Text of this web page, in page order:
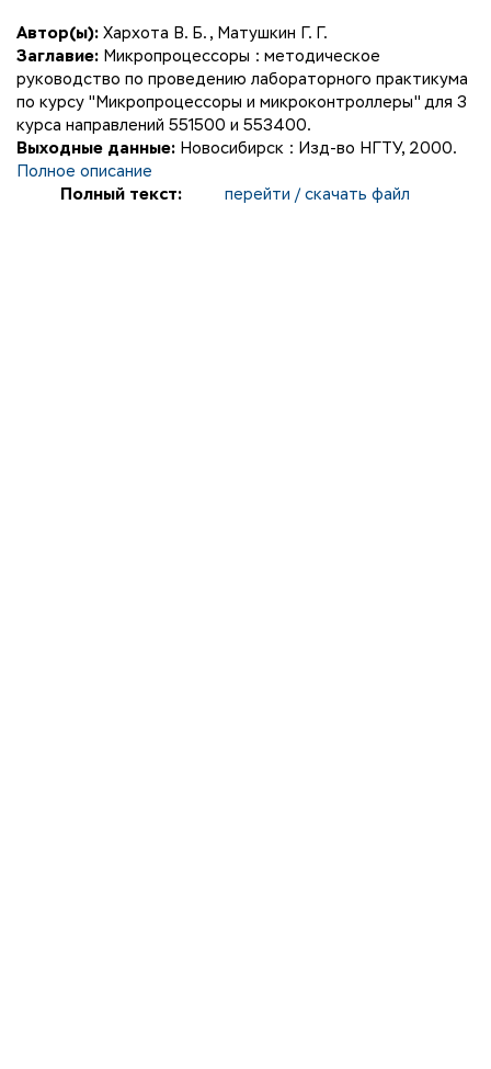
Автор(ы): Хархота В. Б. , Матушкин Г. Г.
Заглавие: Микропроцессоры : методическое
руководство по проведению лабораторного практикума
по курсу "Микропроцессоры и микроконтроллеры" для 3
курса направлений 551500 и 553400.
Выходные данные: Новосибирск : Изд-во НГТУ, 2000.
Полное описание
Полный текст:
перейти / скачать файл